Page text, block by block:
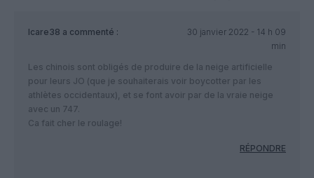
Icare38 a commenté :
30 janvier 2022 - 14 h 09
min
Les chinois sont obligés de produire de la neige artificielle
pour leurs JO (que je souhaiterais voir boycotter par les
athlètes occidentaux), et se font avoir par de la vraie neige
avec un 747.
Ca fait cher le roulage!
RÉPONDRE